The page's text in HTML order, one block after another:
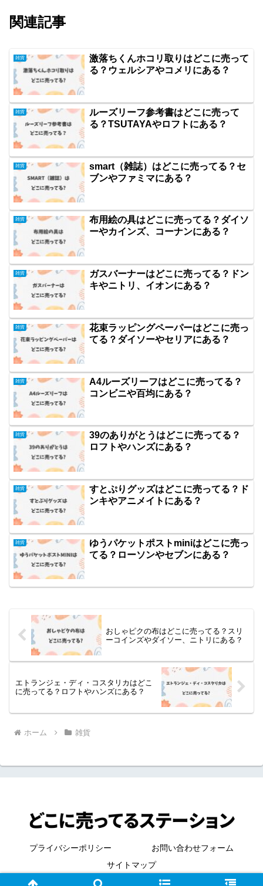
関連記事
雑貨
激落ちくんホコリ取りはどこに売って
る？ウェルシアやコメリにある？
雑貨
ルーズリーフ参考書はどこに売って
る？TSUTAYAやロフトにある？
雑貨
smart（雑誌）はどこに売ってる？セ
ブンやファミマにある？
雑貨
布用絵の具はどこに売ってる？ダイソ
ーやカインズ、コーナンにある？
雑貨
ガスバーナーはどこに売ってる？ドン
キやニトリ、イオンにある？
雑貨
花束ラッピングペーパーはどこに売っ
てる？ダイソーやセリアにある？
雑貨
A4ルーズリーフはどこに売ってる？
コンビニや百均にある？
雑貨
39のありがとうはどこに売ってる？
ロフトやハンズにある？
雑貨
すとぷりグッズはどこに売ってる？ド
ンキやアニメイトにある？
雑貨
ゆうパケットポストminiはどこに売っ
てる？ローソンやセブンにある？
おしゃピクの布はどこに売ってる？スリ
ーコインズやダイソー、ニトリにある？
エトランジェ・ディ・コスタリカはどこ
に売ってる？ロフトやハンズにある？
ホーム 雑貨
プライバシーポリシー
お問い合わせフォーム
サイトマップ